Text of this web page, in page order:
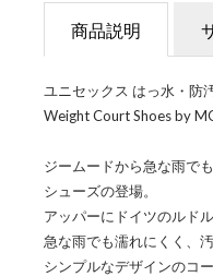
商品説明
ユニセックス はっ水・防
Weight Court Shoes by
ジームードから急な雨で
シューズの登場。
アッパーにドイツのルド
急な雨でも濡れにくく、
シンプルなデザインのコ